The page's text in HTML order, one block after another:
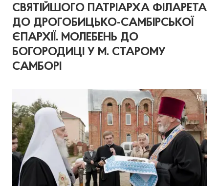
СВЯТІЙШОГО ПАТРІАРХА ФІЛАРЕТА
ДО ДРОГОБИЦЬКО-САМБІРСЬКОЇ
ЄПАРХІЇ. МОЛЕБЕНЬ ДО
БОГОРОДИЦІ У М. СТАРОМУ
САМБОРІ